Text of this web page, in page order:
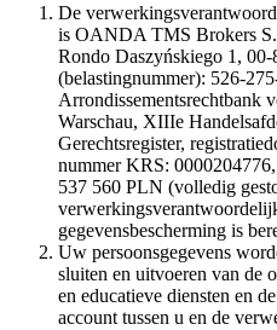
De
is OANDA TMS Brokers
Rondo Daszyńskiego 1,
(belastingnummer): 526-
Arrondissementsrechtbank
Warschau, XIIIe
Gerechtsregister,
nummer KRS:
537 560 PLN (volledig
gegevensbescherming is
Uw persoonsgegevens
sluiten en uitvoeren van de
en educatieve diensten en
account tussen u en de